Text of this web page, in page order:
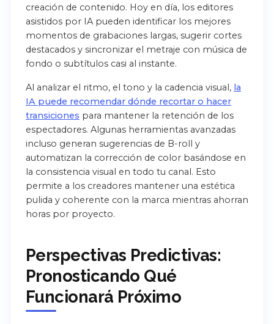
creación de contenido. Hoy en día, los editores
asistidos por IA pueden identificar los mejores
momentos de grabaciones largas, sugerir cortes
destacados y sincronizar el metraje con música de
fondo o subtítulos casi al instante.
Al analizar el ritmo, el tono y la cadencia visual, la
IA puede recomendar dónde recortar o hacer
transiciones para mantener la retención de los
espectadores. Algunas herramientas avanzadas
incluso generan sugerencias de B-roll y
automatizan la corrección de color basándose en
la consistencia visual en todo tu canal. Esto
permite a los creadores mantener una estética
pulida y coherente con la marca mientras ahorran
horas por proyecto.
Perspectivas Predictivas:
Pronosticando Qué
Funcionará Próximo